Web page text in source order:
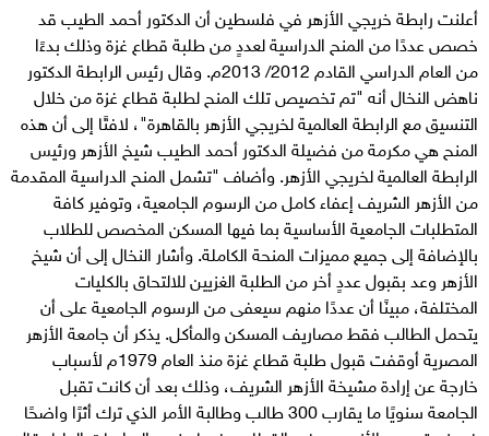
أعلنت رابطة خريجي الأزهر في فلسطين أن الدكتور أحمد الطيب قد
خصص عددًا من المنح الدراسية لعددٍ من طلبة قطاع غزة وذلك بدءًا
من العام الدراسي القادم 2012/ 2013م. وقال رئيس الرابطة الدكتور
ناهض النخال أنه "تم تخصيص تلك المنح لطلبة قطاع غزة من خلال
التنسيق مع الرابطة العالمية لخريجي الأزهر بالقاهرة"، لافتًا إلى أن هذه
المنح هي مكرمة من فضيلة الدكتور أحمد الطيب شيخ الأزهر ورئيس
الرابطة العالمية لخريجي الأزهر. وأضاف "تشمل المنح الدراسية المقدمة
من الأزهر الشريف إعفاء كامل من الرسوم الجامعية، وتوفير كافة
المتطلبات الجامعية الأساسية بما فيها المسكن المخصص للطلاب
بالإضافة إلى جميع مميزات المنحة الكاملة. وأشار النخال إلى أن شيخ
الأزهر وعد بقبول عددٍ أخر من الطلبة الغزيين للالتحاق بالكليات
المختلفة، مبينًا أن عددًا منهم سيعفى من الرسوم الجامعية على أن
يتحمل الطالب فقط مصاريف المسكن والمأكل. يذكر أن جامعة الأزهر
المصرية أوقفت قبول طلبة قطاع غزة منذ العام 1979م لأسباب
خارجة عن إرادة مشيخة الأزهر الشريف، وذلك بعد أن كانت تقبل
الجامعة سنويًا ما يقارب 300 طالب وطالبة الأمر الذي ترك أثرًا واضحًا